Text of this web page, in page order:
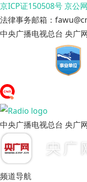
京ICP证150508号京公
法律事务邮箱：
中央广播电视总台 央广
中央广播电视总台 央广
频道导航